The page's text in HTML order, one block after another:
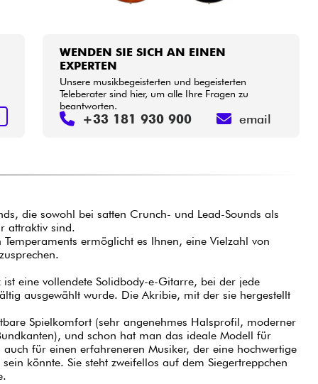
WENDEN SIE SICH AN EINEN
EXPERTEN
Unsere musikbegeisterten und begeisterten
Teleberater sind hier, um alle Ihre Fragen zu
beantworten.
+33 181 930 900 email
die sowohl bei satten Crunch- und Lead-Sounds als
attraktiv sind.
ermöglicht es Ihnen, eine Vielzahl von
ist eine vollendete Solidbody-e-Gitarre, bei der jede
ausgewählt wurde. Die Akribie, mit der sie hergestellt
Spielkomfort (sehr angenehmes Halsprofil, moderner
und schon hat man das ideale Modell für
für einen erfahreneren Musiker, der eine hochwertige
könnte. Sie steht zweifellos auf dem Siegertreppchen